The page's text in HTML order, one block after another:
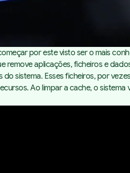
por este visto ser o mais
remove aplicações, ficheiros e
sistema. Esses ficheiros, por
Ao limpar a cache, o